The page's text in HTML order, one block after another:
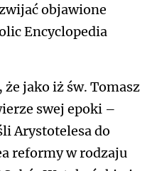
objawione
Encyclopedia
jako iż św. Tomasz
swej epoki –
Arystotelesa do
reformy w rodzaju